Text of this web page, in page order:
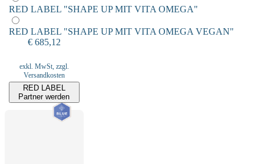
RED LABEL "SHAPE UP MIT VITA OMEGA"
RED LABEL "SHAPE UP MIT VITA OMEGA VEGAN"
€ 685,12
exkl. MwSt, zzgl.
Versandkosten
RED LABEL
Partner werden